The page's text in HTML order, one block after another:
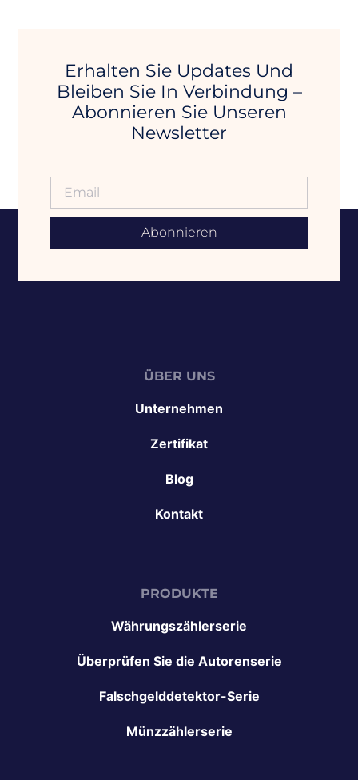
Erhalten Sie Updates Und
Bleiben Sie In Verbindung –
Abonnieren Sie Unseren
Newsletter
Abonnieren
ÜBER UNS
Unternehmen
Zertifikat
Blog
Kontakt
PRODUKTE
Währungszählerserie
Überprüfen Sie die Autorenserie
Falschgelddetektor-Serie
Münzzählerserie